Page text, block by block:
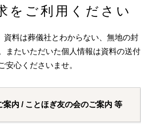
をご利用ください
料は葬儀社とわからない、無地の封
またいただいた個人情報は資料の送付
心くださいませ。
案内 / ことほぎ友の会のご案内 等